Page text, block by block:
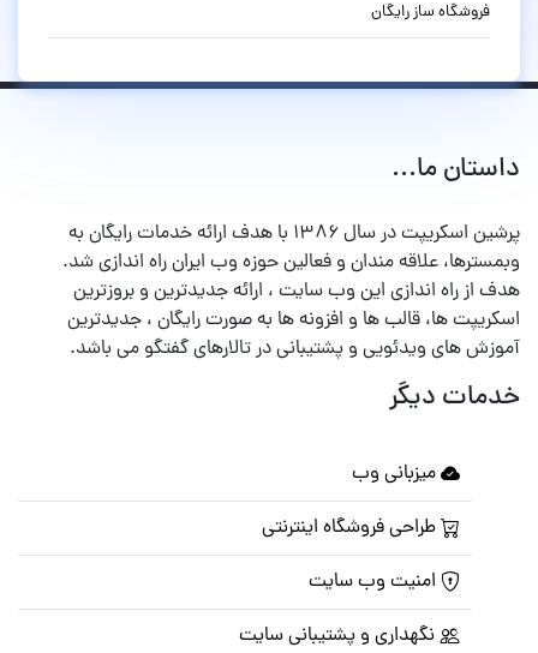
فروشگاه ساز رایگان
داستان ما...
پرشین اسکریپت در سال ۱۳۸۶ با هدف ارائه خدمات رایگان به
وبمسترها، علاقه مندان و فعالین حوزه وب ایران راه اندازی شد.
هدف از راه اندازی این وب سایت ، ارائه جدیدترین و بروزترین
اسکریپت ها، قالب ها و افزونه ها به صورت رایگان ، جدیدترین
آموزش های ویدئویی و پشتیبانی در تالارهای گفتگو می باشد.
خدمات دیگر
میزبانی وب
طراحی فروشگاه اینترنتی
امنیت وب سایت
نگهداری و پشتیبانی سایت